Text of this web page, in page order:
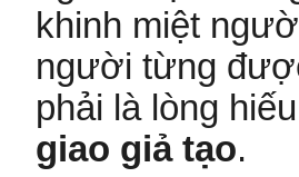
khinh miệt
người từng
phải là lòng
giao giả tạo.